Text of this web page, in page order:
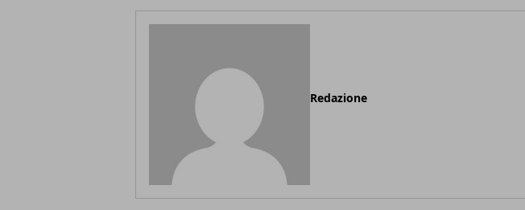
Redazione